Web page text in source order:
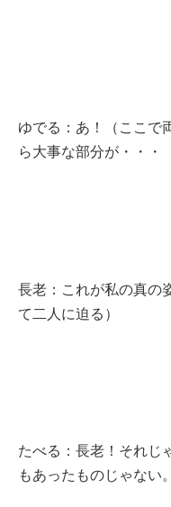
ゆでる：あ！（ここで
ら大事な部分が・・・
長老：これが私の真の
て二人に迫る）
たべる：長老！それじ
もあったものじゃない。